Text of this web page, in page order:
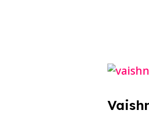
Vaishno